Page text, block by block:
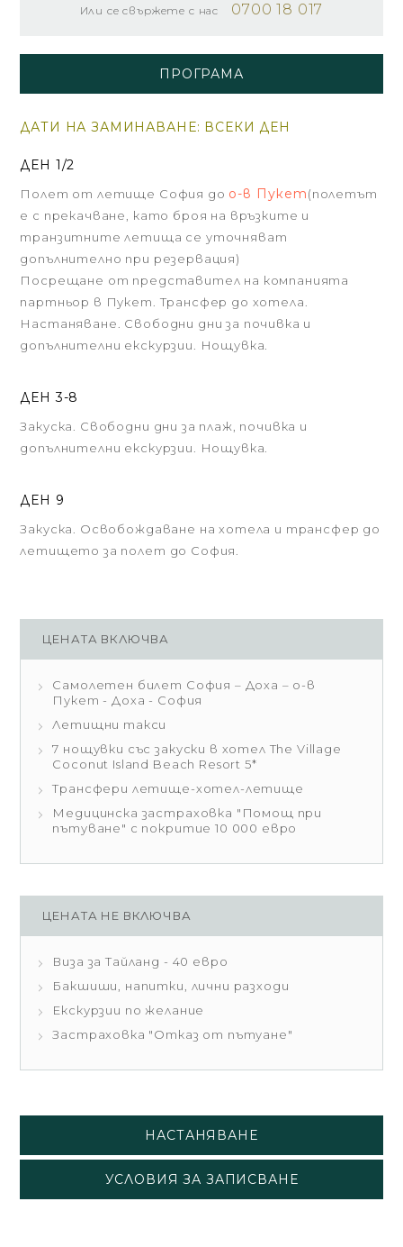
Или се свържете с нас 0700 18 017
ПРОГРАМА
ДАТИ НА ЗАМИНАВАНЕ: ВСЕКИ ДЕН
ДЕН 1/2
Полет от летище София до о-в Пукет(полетът
е с прекачване, като броя на връзките и
транзитните летища се уточняват
допълнително при резервация)
Посрещане от представител на компанията
партньор в Пукет. Трансфер до хотела.
Настаняване. Свободни дни за почивка и
допълнителни екскурзии. Нощувка.
ДЕН 3-8
Закуска. Свободни дни за плаж, почивка и
допълнителни екскурзии. Нощувка.
ДЕН 9
Закуска. Освобождаване на хотела и трансфер до
летището за полет до София.
ЦЕНАТА ВКЛЮЧВА
Самолетен билет София – Доха – о-в
Пукет - Доха - София
Летищни такси
7 нощувки със закуски в хотел The Village
Coconut Island Beach Resort 5*
Трансфери летище-хотел-летище
Медицинска застраховка "Помощ при
пътуване" с покритие 10 000 евро
ЦЕНАТА НЕ ВКЛЮЧВА
Виза за Тайланд - 40 евро
Бакшиши, напитки, лични разходи
Екскурзии по желание
Застраховка "Отказ от пътуане"
НАСТАНЯВАНЕ
УСЛОВИЯ ЗА ЗАПИСВАНЕ